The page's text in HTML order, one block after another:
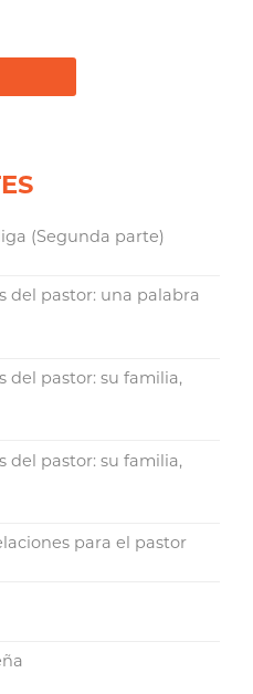
(Segunda parte)
del pastor: una palabra
del pastor: su familia,
del pastor: su familia,
para el pastor